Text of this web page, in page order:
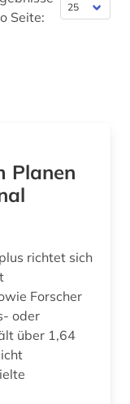
(1)
Seite:
Planen
richtet sich
Forscher
oder
über 1,64